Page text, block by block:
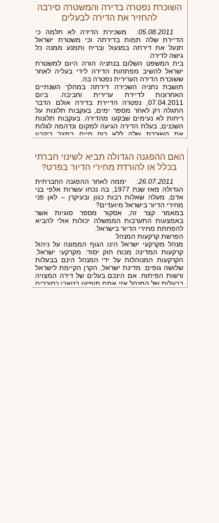
מומלץ מאד לקבוע פגישה עם הרוכש במקום, כגון:
תחנה, חנות או קופת חולים – הקרובים למקום
המגורים. כך יש בידי הסוחר הזדמנות להדגיש את
יתרונותיה וחיוניותה של סביבת הנדל"ן. יש
באפשרותו להזכיר, כי ישנו
השוכרת נפטרה בדירה והמשטרה סירבה
להחזיר את הדירה לבעלים
05.08.2011:
משכירת הדירה לא חלמה כי
הדיירת שלה תמות בדירתה וכי משטרת ישראל
תנעל את דירתה במנעול ובריח ותמנע ממנה כל
גישה לדירה.
בית המשפט השלום בנתניה הורה היום למשטרת
ישראל להשיב מפתחות הדירה לידי בעליה לאחר
ששוכרת הדירה הערירית נפטרה בה.
תושבת נתניה השכירה דירתה במהלך השנתיים
האחרונות לדיירת ערירית וחביבה. ביום
07.04.2011, נפטרה הדיירת בדירה אולם הדבר
התגלה רק לאחר מספר ימים, בעקבות תלונות על
ריחות לא נעימים שבקעו מהדירה. בעקבות תלונות
השכנים, בעלת הדירה הגיעה למקום ונדהמה לגלות
את השוכרת שלה ללא רוח חיים במצב ריקבון
את הגו
האם ההפגנה הגדולה תביא לשינוי חברתי
בכלל או להורדת מחירי הדיור בפרט?
26.07.2011:
יממה לאחר ההפגנה החברתית
הגדולה מאז שנת 1977, בה נכחו עשרות אלפי בני
אדם, מעלה שאלות רבות כגון ובעיקרן – לאן פני
מחירי הדיור בישראל מיועדים?
במאמר קצר זה, אסקור מספר סוגיות אשר
באמצעות התערבות הממשלה יכולות אולי להביא
להפחתת מחירי הדיור בישראל.
הפרשת קרקעות המנהל
מנהל מקרקעי ישראל הינו הגוף הממונה על ניהול
קרקעות המדינה מכוח חוק יסוד: מקרקעי ישראל.
הקרקעות המנוהלות על ידי המנהל הינם בבעלות
שלושה גופים: מדינת ישראל, הקרן הקיימת לישראל
ורשות הפיתוח. אם הינכם בעלים של דירה המצויה
בבעלות של המנהל אזי אתם תופיעו בטאבו כחוכרים